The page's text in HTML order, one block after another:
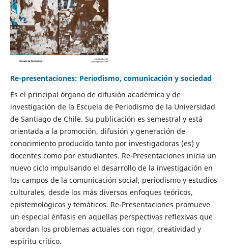
Re-presentaciones: Periodismo, comunicación y sociedad
Es el principal órgano de difusión académica y de
investigación de la Escuela de Periodismo de la Universidad
de Santiago de Chile. Su publicación es semestral y está
orientada a la promoción, difusión y generación de
conocimiento producido tanto por investigadoras (es) y
docentes como por estudiantes. Re-Presentaciones inicia un
nuevo ciclo impulsando el desarrollo de la investigación en
los campos de la comunicación social, periodismo y estudios
culturales, desde los más diversos enfoques teóricos,
epistemológicos y temáticos. Re-Presentaciones promueve
un especial énfasis en aquellas perspectivas reflexivas que
abordan los problemas actuales con rigor, creatividad y
espíritu crítico.